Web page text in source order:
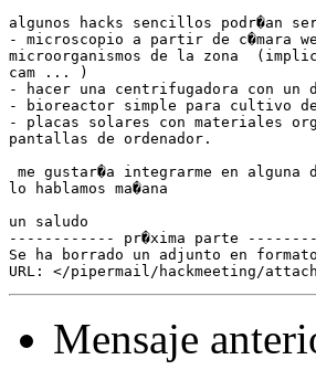
algunos hacks sencillos podr�an
- microscopio a partir de c�mara
microorganismos de la zona
cam ... )
- hacer una centrifugadora con un
- bioreactor simple para cultivo
- placas solares con materiales
pantallas de ordenador.
me gustar�a integrarme en
lo hablamos ma�ana
un saludo
------------ pr�xima parte
Se ha borrado un adjunto en
Mensaje